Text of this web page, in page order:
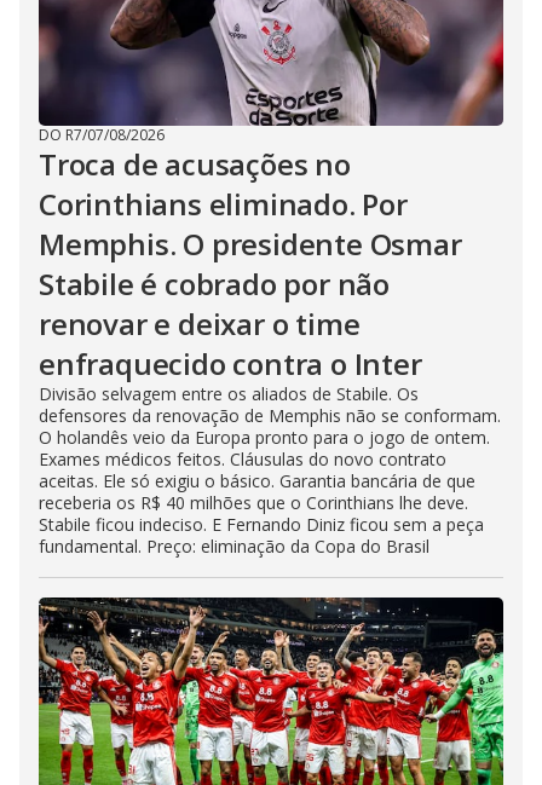
DO R7/07/08/2026
Troca de acusações no
Corinthians eliminado. Por
Memphis. O presidente Osmar
Stabile é cobrado por não
renovar e deixar o time
enfraquecido contra o Inter
Divisão selvagem entre os aliados de Stabile. Os
defensores da renovação de Memphis não se conformam.
O holandês veio da Europa pronto para o jogo de ontem.
Exames médicos feitos. Cláusulas do novo contrato
aceitas. Ele só exigiu o básico. Garantia bancária de que
receberia os R$ 40 milhões que o Corinthians lhe deve.
Stabile ficou indeciso. E Fernando Diniz ficou sem a peça
fundamental. Preço: eliminação da Copa do Brasil